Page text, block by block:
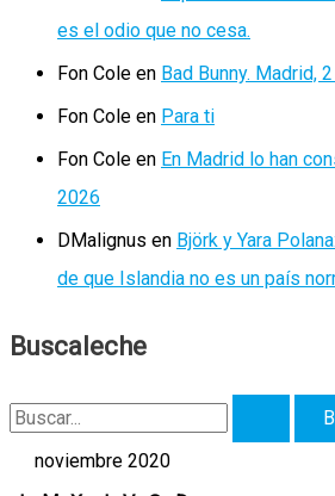
es el odio que no cesa.
Fon Cole en Bad Bunny. Madrid,
Fon Cole en Para ti
Fon Cole en En Madrid lo han
2026
DMalignus en Björk y Yara
de que Islandia no es un país
Buscaleche
B
noviembre 2020